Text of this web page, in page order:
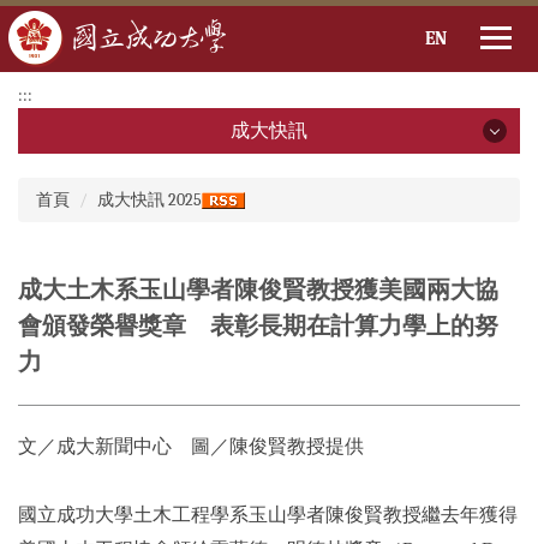
到
要
EN
:::
成大快訊
2025年
2024年
2022年
2020年
首頁
成大快訊 2025
成大土木系玉山學者陳俊賢教授獲美國兩大協
會頒發榮譽獎章 表彰長期在計算力學上的努
力
文／成大新聞中心 圖／陳俊賢教授提供
國立成功大學土木工程學系玉山學者陳俊賢教授繼去年獲得